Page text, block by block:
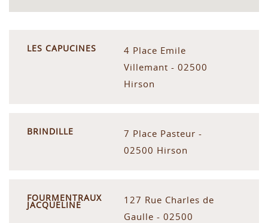
LES CAPUCINES
4 Place Emile
Villemant - 02500
Hirson
BRINDILLE
7 Place Pasteur -
02500 Hirson
FOURMENTRAUX
JACQUELINE
127 Rue Charles de
Gaulle - 02500